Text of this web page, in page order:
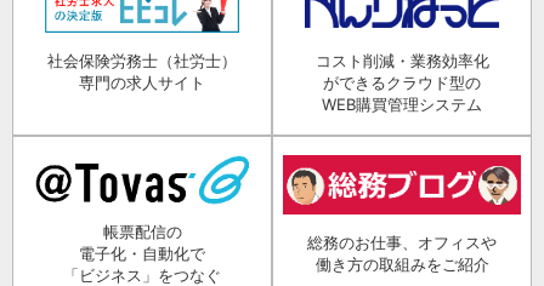
社会保険労務士（社労士）
専門の求人サイト
コスト削減・業務効率化
ができるクラウド型の
WEB購買管理システム
帳票配信の
電子化・自動化で
「ビジネス」をつなぐ
総務のお仕事、オフィスや
働き方の取組みをご紹介